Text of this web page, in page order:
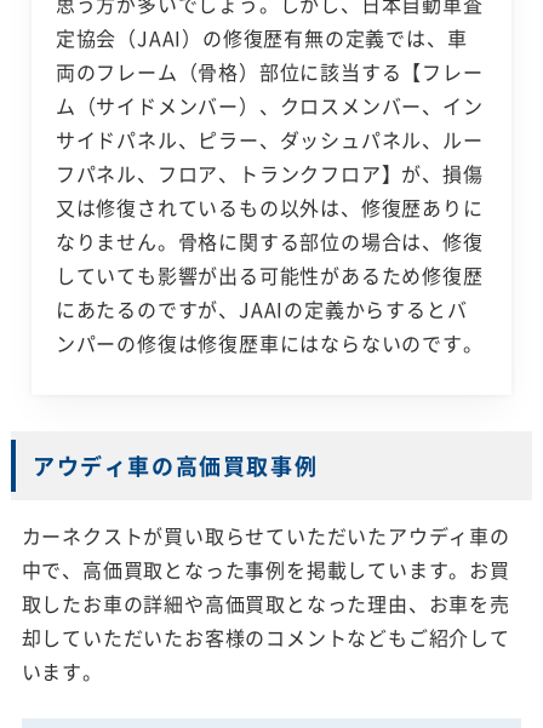
定協会（JAAI）の修復歴有無の定義では、車
両のフレーム（骨格）部位に該当する【フレー
ム（サイドメンバー）、クロスメンバー、イン
サイドパネル、ピラー、ダッシュパネル、ルー
フパネル、フロア、トランクフロア】が、損傷
又は修復されているもの以外は、修復歴ありに
なりません。骨格に関する部位の場合は、修復
していても影響が出る可能性があるため修復歴
にあたるのですが、JAAIの定義からするとバ
ンパーの修復は修復歴車にはならないのです。
アウディ車の高価買取事例
カーネクストが買い取らせていただいたアウディ車の
中で、高価買取となった事例を掲載しています。お買
取したお車の詳細や高価買取となった理由、お車を売
却していただいたお客様のコメントなどもご紹介して
います。